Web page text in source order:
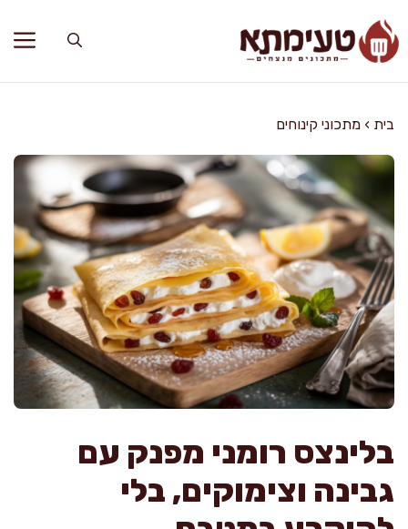
לתוכן
בית › מתכוני קינוחים
בלינצס רומני מפנק עם
גבינה וצימוקים, בלי